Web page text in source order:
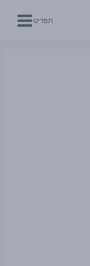
תפריט